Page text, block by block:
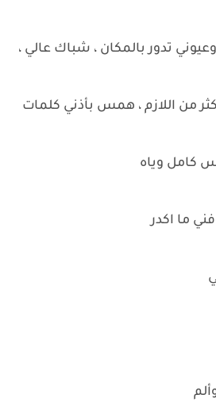
تدور بالمكان ، شباك عالي ،
من اللازم ، همس بأذني كلمات
كامل وياه
ما اكدر